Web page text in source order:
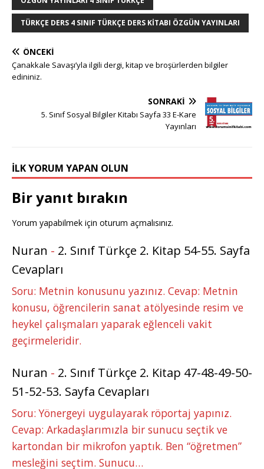
TÜRKÇE DERS 4 SINIF TÜRKÇE DERS KITABI ÖZGÜN YAYINLARI
ÖNCEKI
Çanakkale Savaşı’yla ilgili dergi, kitap ve broşürlerden bilgiler
edininiz.
SONRAKI
5. Sınıf Sosyal Bilgiler Kitabı Sayfa 33 E-Kare
Yayınları
İLK YORUM YAPAN OLUN
Bir yanıt bırakın
Yorum yapabilmek için oturum açmalısınız.
Nuran - 2. Sınıf Türkçe 2. Kitap 54-55. Sayfa
Cevapları
Soru: Metnin konusunu yazınız. Cevap: Metnin
konusu, öğrencilerin sanat atölyesinde resim ve
heykel çalışmaları yaparak eğlenceli vakit
geçirmeleridir.
Nuran - 2. Sınıf Türkçe 2. Kitap 47-48-49-50-
51-52-53. Sayfa Cevapları
Soru: Yönergeyi uygulayarak röportaj yapınız.
Cevap: Arkadaşlarımızla bir sunucu seçtik ve
kartondan bir mikrofon yaptık. Ben “öğretmen”
mesleğini seçtim. Sunucu…